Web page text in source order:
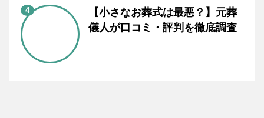
4
【小さなお葬式は最悪？】元葬
儀人が口コミ・評判を徹底調査